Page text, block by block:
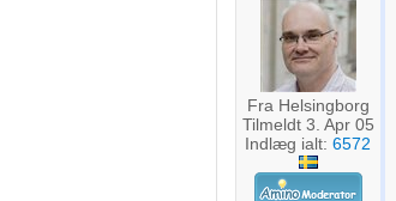
Fra Helsingborg
Tilmeldt 3. Apr 05
Indlæg ialt: 6572